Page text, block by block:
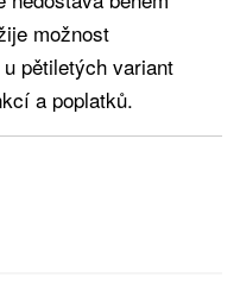
možnost
pětiletých variant
a poplatků.